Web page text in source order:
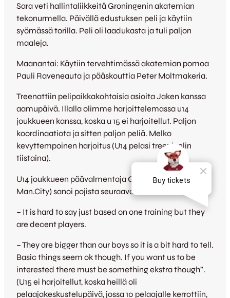
Sara veti hallintaliikkeitä Groningenin akatemian
tekonurmella. Päivällä edustuksen peli ja käytiin
syömässä torilla. Peli oli laadukasta ja tuli paljon
maaleja.
Maanantai: Käytiin tervehtimässä akatemian pomoa
Pauli Raveneauta ja pääskouttia Peter Moltmakeria.
Treenattiin pelipaikkakohtaisia asioita Jaken kanssa
aamupäivä. Illalla olimme harjoittelemassa u14
joukkueen kanssa, koska u 15 ei harjoitellut. Paljon
koordinaatiota ja sitten paljon peliä. Melko
kevyttempoinen harjoitus (U14 pelasi treenipelin
tiistaina).
U14 joukkueen päävalmentajaGerard Wiekens
Man.City) sanoi pojista seuraavaa:
– It is hard to say just based on one training but they
are decent players.
– They are bigger than our boys so it is a bit hard to tell.
Basic things seem ok though. If you want us to be
interested there must be something ekstra though”.
(U15 ei harjoitellut, koska heillä oli
pelaajakeskustelupäivä, jossa 10 pelaajalle kerrottiin,